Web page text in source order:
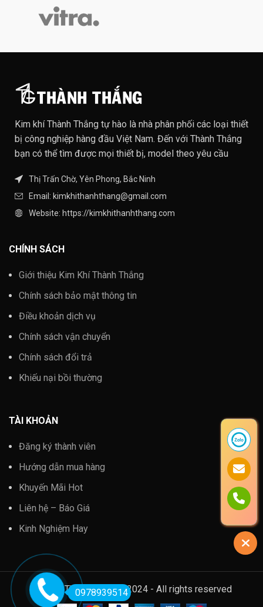
Kim khí Thành Thắng tự hào là nhà phân phối các loại thiết
bị công nghiệp hàng đầu Việt Nam. Đến với Thành Thắng
bạn có thể tìm được mọi thiết bị, model theo yêu cầu
Thị Trấn Chờ, Yên Phong, Bắc Ninh
Email: kimkhithanhthang@gmail.com
Website: https://kimkhithanhthang.com
CHÍNH SÁCH
Giới thiệu Kim Khí Thành Thắng
Chính sách bảo mật thông tin
Điều khoản dịch vụ
Chính sách vận chuyển
Chính sách đổi trả
Khiếu nại bồi thường
TÀI KHOẢN
Đăng ký thành viên
Hướng dẫn mua hàng
Khuyến Mãi Hot
Liên hệ – Báo Giá
Kinh Nghiệm Hay
Kim Khí Thành Thắng @2024 - All rights reserved
0978939514